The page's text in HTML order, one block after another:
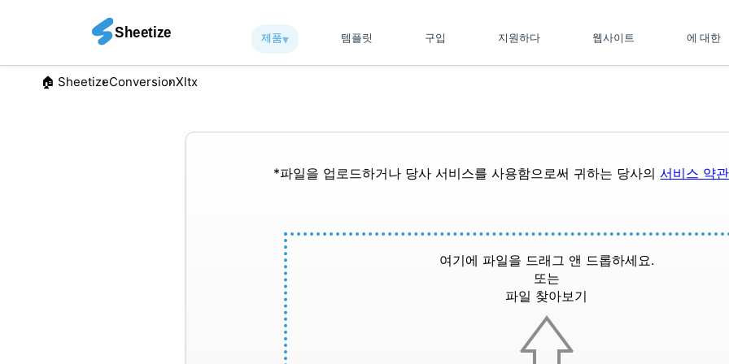
제품▾︎ 템플릿 구입 지원하다 웹사이트 에 대한
🏠︎ SheetizeConversionXltx
*파일을 업로드하거나 당사 서비스를 사용함으로써 귀하는 당사의서비스 약
여기에 파일을 드래그 앤 드롭하세요.
또는
파일 찾아보기